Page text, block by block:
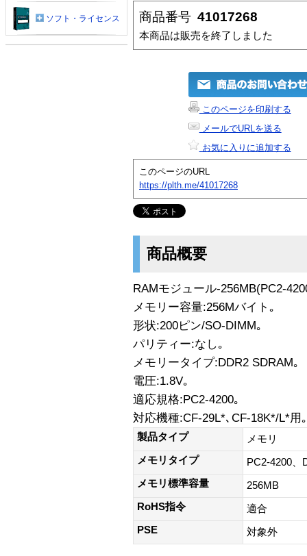
商品番号 41017268
本商品は販売を終了しました
このページを印刷する
メールでURLを送る
お気に入りに追加する
このページのURL
https://plth.me/41017268
商品概要
RAMモジュール-256MB(PC2-
メモリー容量:256Mバイト｡
形状:200ピン/SO-DIMM｡
パリティー:なし｡
メモリータイプ:DDR2 SDRAM｡
電圧:1.8V｡
適応規格:PC2-4200｡
対応機種:CF-29L*､CF-18K*/L*用｡
製品タイプ
メモリ
メモリタイプ
PC2-4200
メモリ標準容量
256MB
RoHS指令
適合
PSE
対象外
ソフト・ライセンス